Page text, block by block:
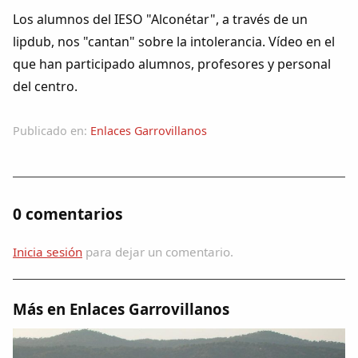
AlkoTV
Diccionario
Los alumnos del IESO "Alconétar", a través de un
lipdub, nos "cantan" sobre la intolerancia. Vídeo en el
que han participado alumnos, profesores y personal
del centro.
Publicado en: Enlaces Garrovillanos
0 comentarios
Inicia sesión para dejar un comentario.
Más en Enlaces Garrovillanos